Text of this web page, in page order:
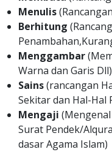
Menulis
Berhitung
Menggambar
Warna dan Garis Dll)
Sains(rancangan
Sekitar dan Hal-Hal
Mengaji
Surat Pendek/
dasar Agama Islam)